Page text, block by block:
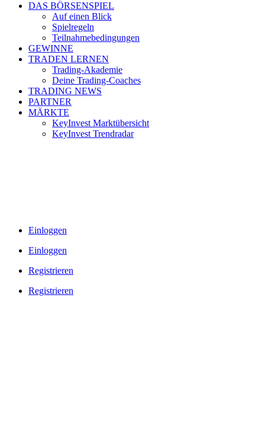
DAS BÖRSENSPIEL
Auf einen Blick
Spielregeln
Teilnahmebedingungen
GEWINNE
TRADEN LERNEN
Trading-Akademie
Deine Trading-Coaches
TRADING NEWS
PARTNER
MÄRKTE
KeyInvest Marktübersicht
KeyInvest Trendradar
Einloggen
Einloggen
Registrieren
Registrieren